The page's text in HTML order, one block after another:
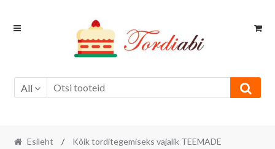
Skip
Skip
All
Esileht /
Kõik torditegemiseks vajalik TEEMADE